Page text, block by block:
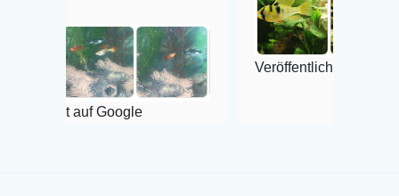
Veröffentlicht auf Google